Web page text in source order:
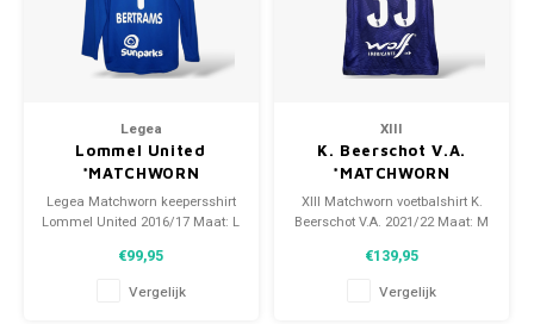
Legea
Lommel United
*MATCHWORN
Legea Matchworn keepersshirt
Lommel United 2016/17 Maat: L
(gebruikt)
€99,95
Vergelijk
XIII
K. Beerschot V.A.
*MATCHWORN
XIII Matchworn voetbalshirt K.
Beerschot V.A. 2021/22 Maat: M
(gedragen)
€139,95
Vergelijk